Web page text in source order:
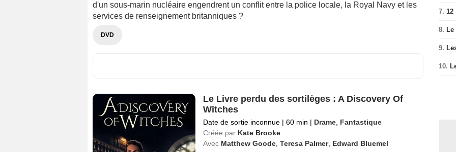
d'un sous-marin nucléaire engendrent un conflit entre la police locale, la Royal Navy et les
services de renseignement britanniques ?
DVD
Le Livre perdu des sortilèges : A Discovery Of
Witches
Date de sortie inconnue | 60 min | Drame, Fantastique
Créée par Kate Brooke
Avec Matthew Goode, Teresa Palmer, Edward Bluemel
7. 12
8.
9.
10.